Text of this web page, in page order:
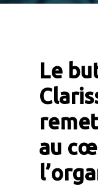
Le
au